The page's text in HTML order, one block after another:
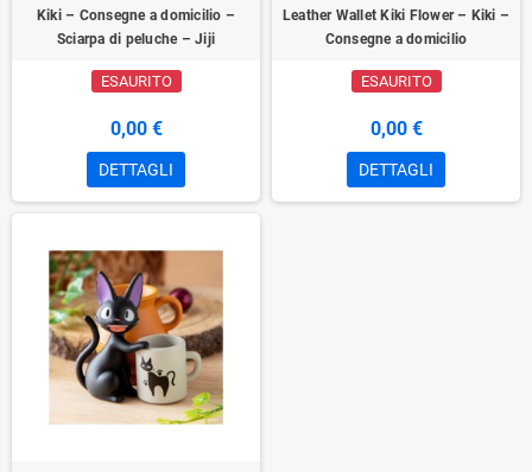
Kiki – Consegne a domicilio –
Sciarpa di peluche – Jiji
ESAURITO
0,00 €
DETTAGLI
Leather Wallet Kiki Flower – Kiki –
Consegne a domicilio
ESAURITO
0,00 €
DETTAGLI